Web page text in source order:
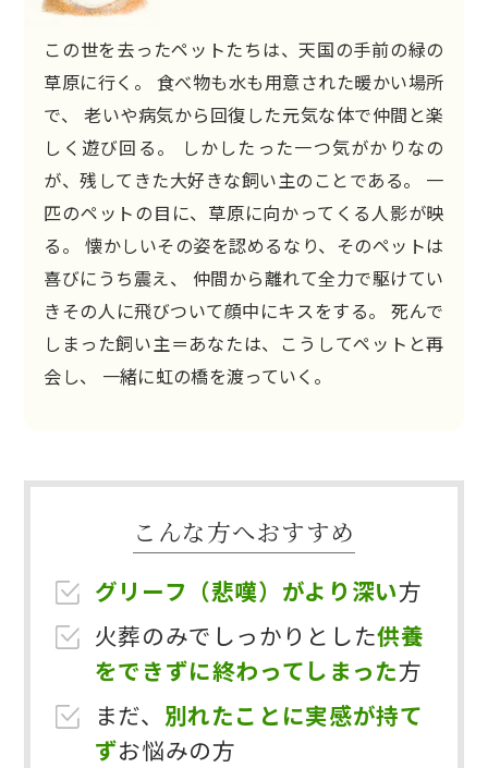
この世を去ったペットたちは、天国の手前の緑の
草原に行く。
食べ物も水も用意された暖かい場所
で、
老いや病気から回復した元気な体で仲間と楽
しく遊び回る。
しかしたった一つ気がかりなの
が、残してきた大好きな飼い主のことである。
一
匹のペットの目に、草原に向かってくる人影が映
る。
懐かしいその姿を認めるなり、そのペットは
喜びにうち震え、
仲間から離れて全力で駆けてい
きその人に飛びついて顔中にキスをする。
死んで
しまった飼い主＝あなたは、こうしてペットと再
会し、
一緒に虹の橋を渡っていく。
こんな方へおすすめ
グリーフ（悲嘆）がより深い方
火葬のみでしっかりとした供養
をできずに終わってしまった方
まだ、 別れたことに実感が持て
ずお悩みの方